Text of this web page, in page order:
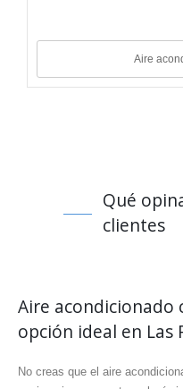
Aire
Qué
clientes
Aire acondicionado
opción ideal en Las
No creas que el aire